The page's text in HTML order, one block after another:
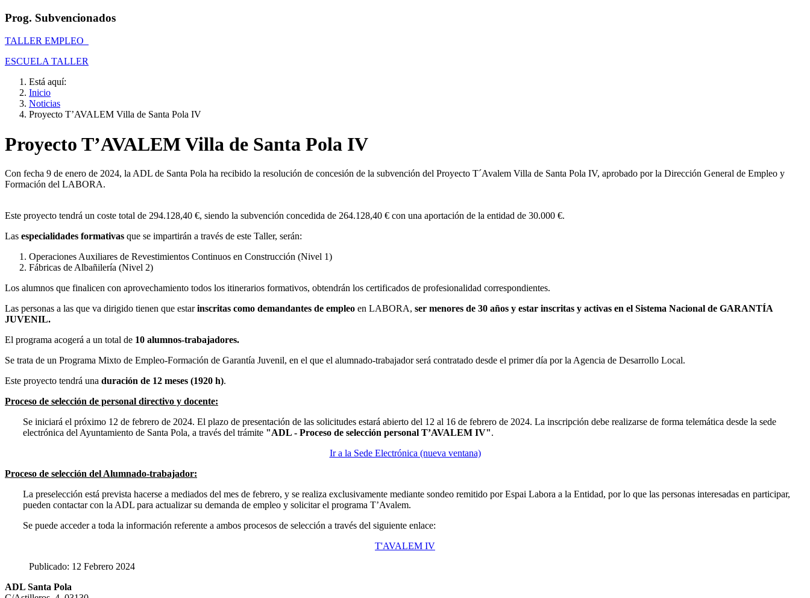
Prog. Subvencionados
TALLER EMPLEO
ESCUELA TALLER
Está aquí:
Inicio
Noticias
Proyecto T’AVALEM Villa de Santa Pola IV
Proyecto T’AVALEM Villa de Santa Pola IV
Con fecha 9 de enero de 2024, la ADL de Santa Pola ha recibido la resolución de concesión de la subvención del Proyecto T´Avalem Villa de Santa Pola IV, aprobado por la Dirección General de Empleo y
Formación del LABORA.
Este proyecto tendrá un coste total de 294.128,40 €, siendo la subvención concedida de 264.128,40 € con una aportación de la entidad de 30.000 €.
Las especialidades formativas que se impartirán a través de este Taller, serán:
Operaciones Auxiliares de Revestimientos Continuos en Construcción (Nivel 1)
Fábricas de Albañilería (Nivel 2)
Los alumnos que finalicen con aprovechamiento todos los itinerarios formativos, obtendrán los certificados de profesionalidad correspondientes.
Las personas a las que va dirigido tienen que estarinscritas como demandantes de empleo en LABORA, ser menores de 30 años y estar inscritas y activas en el Sistema Nacional de GARANTÍA
JUVENIL.
El programa acogerá a un total de 10 alumnos-trabajadores.
Se trata de un Programa Mixto de Empleo-Formación de Garantía Juvenil, en el que el alumnado-trabajador será contratado desde el primer día por la Agencia de Desarrollo Local.
Este proyecto tendrá una duración de 12 meses (1920 h).
Proceso de selección de personal directivo y docente:
Se iniciará el próximo 12 de febrero de 2024. El plazo de presentación de las solicitudes estará abierto del 12 al 16 de febrero de 2024. La inscripción debe realizarse de forma telemática desde la sede
electrónica del Ayuntamiento de Santa Pola, a través del trámite "ADL - Proceso de selección personal T’AVALEM IV".
Ir a la Sede Electrónica (nueva ventana)
Proceso de selección del Alumnado-trabajador:
La preselección está prevista hacerse a mediados del mes de febrero, y se realiza exclusivamente mediante sondeo remitido por Espai Labora a la Entidad, por lo que las personas interesadas en participar,
pueden contactar con la ADL para actualizar su demanda de empleo y solicitar el programa T’Avalem.
Se puede acceder a toda la información referente a ambos procesos de selección a través del siguiente enlace:
T'AVALEM IV
Publicado: 12 Febrero 2024
ADL Santa Pola